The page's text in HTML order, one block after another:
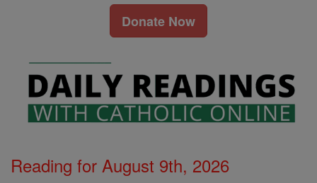
Donate Now
Reading for August 9th, 2026